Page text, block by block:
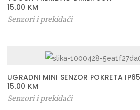
15.00 KM
Senzori i prekidači
UGRADNI MINI SENZOR POKRETA IP65
15.00 KM
Senzori i prekidači